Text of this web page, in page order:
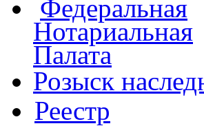
Федеральная
Нотариальная
Палата
Розыск
Реестр